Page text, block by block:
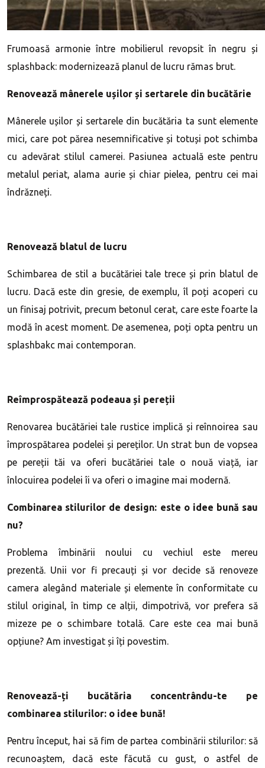
Frumoasă armonie între mobilierul revopsit în negru și
splashback: modernizează planul de lucru rămas brut.
Renovează mânerele ușilor și sertarele din bucătărie
Mânerele ușilor și sertarele din bucătăria ta sunt elemente
mici, care pot părea nesemnificative și totuși pot schimba
cu adevărat stilul camerei. Pasiunea actuală este pentru
metalul periat, alama aurie și chiar pielea, pentru cei mai
îndrăzneți.
Renovează blatul de lucru
Schimbarea de stil a bucătăriei tale trece și prin blatul de
lucru. Dacă este din gresie, de exemplu, îl poți acoperi cu
un finisaj potrivit, precum betonul cerat, care este foarte la
modă în acest moment. De asemenea, poți opta pentru un
splashbakc mai contemporan.
Reîmprospătează podeaua și pereții
Renovarea bucătăriei tale rustice implică și reînnoirea sau
împrospătarea podelei și pereților. Un strat bun de vopsea
pe pereții tăi va oferi bucătăriei tale o nouă viață, iar
înlocuirea podelei îi va oferi o imagine mai modernă.
Combinarea stilurilor de design: este o idee bună sau
nu?
Problema îmbinării noului cu vechiul este mereu
prezentă. Unii vor fi precauți și vor decide să renoveze
camera alegând materiale și elemente în conformitate cu
stilul original, în timp ce alții, dimpotrivă, vor prefera să
mizeze pe o schimbare totală. Care este cea mai bună
opțiune? Am investigat și îți povestim.
Renovează-ți bucătăria concentrându-te pe
combinarea stilurilor: o idee bună!
Pentru început, hai să fim de partea combinării stilurilor: să
recunoaștem, dacă este făcută cu gust, o astfel de